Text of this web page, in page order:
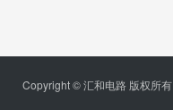
Copyright © 汇和电路 版权所有